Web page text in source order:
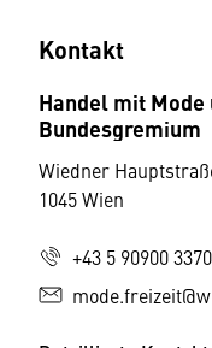
Kontakt
Handel mit
Bundesgremium
Wiedner
1045 Wien
+43 5 90900 3370